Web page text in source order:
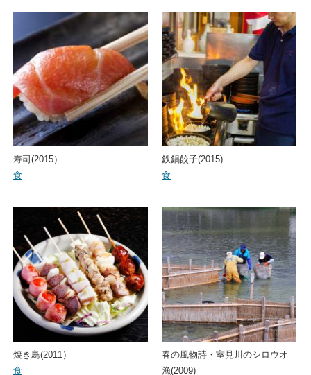
寿司(2015）
食
鉄鍋餃子(2015)
食
焼き鳥(2011）
食
春の風物詩・室見川のシロウオ
漁(2009)